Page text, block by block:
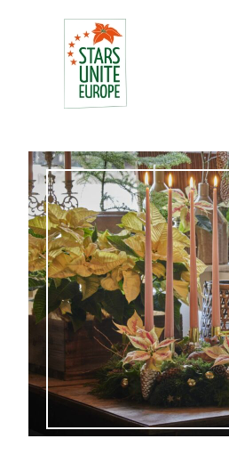
tartalomhoz